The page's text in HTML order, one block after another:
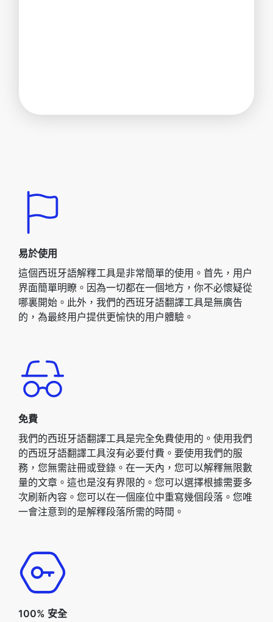
易於使用
這個西班牙語解釋工具是非常簡單的使用。首先，用户
界面簡單明瞭。因為一切都在一個地方，你不必懷疑從
哪裏開始。此外，我們的西班牙語翻譯工具是無廣告
的，為最終用户提供更愉快的用户體驗。
免費
我們的西班牙語翻譯工具是完全免費使用的。使用我們
的西班牙語翻譯工具沒有必要付費。要使用我們的服
務，您無需註冊或登錄。在一天內，您可以解釋無限數
量的文章。這也是沒有界限的。您可以選擇根據需要多
次刷新內容。您可以在一個座位中重寫幾個段落。您唯
一會注意到的是解釋段落所需的時間。
100% 安全